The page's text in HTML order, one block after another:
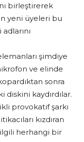
birleştirerek
yeni üyeleri bu
şimdiye
ve elinde
sonra
diskini kaydırdılar.
provokatif şarkı
kızdıran
herhangi bir